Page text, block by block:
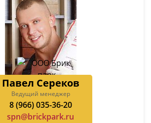
Павел Сереков
Ведущий менеджер
8 (966) 035-36-20
spn@brickpark.ru